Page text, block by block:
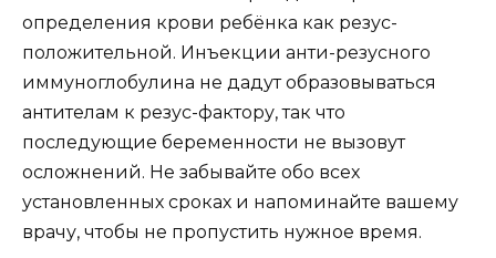
определения крови ребёнка как резус-
положительной. Инъекции анти-резусного
иммуноглобулина не дадут образовываться
антителам к резус-фактору, так что
последующие беременности не вызовут
осложнений. Не забывайте обо всех
установленных сроках и напоминайте вашему
врачу, чтобы не пропустить нужное время.